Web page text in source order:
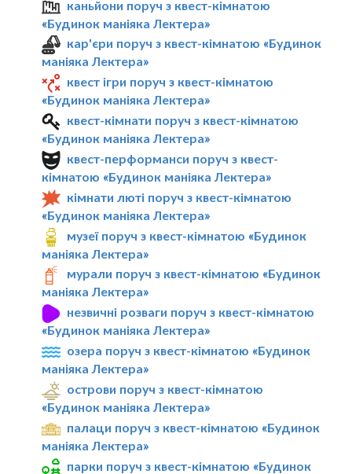
каньйони поруч з квест-кімнатою
«Будинок маніяка Лектера»
кар'єри поруч з квест-кімнатою «Будинок
маніяка Лектера»
квест ігри поруч з квест-кімнатою
«Будинок маніяка Лектера»
квест-кімнати поруч з квест-кімнатою
«Будинок маніяка Лектера»
квест-перформанси поруч з квест-
кімнатою «Будинок маніяка Лектера»
кімнати люті поруч з квест-кімнатою
«Будинок маніяка Лектера»
музеї поруч з квест-кімнатою «Будинок
маніяка Лектера»
мурали поруч з квест-кімнатою «Будинок
маніяка Лектера»
незвичні розваги поруч з квест-кімнатою
«Будинок маніяка Лектера»
озера поруч з квест-кімнатою «Будинок
маніяка Лектера»
острови поруч з квест-кімнатою
«Будинок маніяка Лектера»
палаци поруч з квест-кімнатою «Будинок
маніяка Лектера»
парки поруч з квест-кімнатою «Будинок